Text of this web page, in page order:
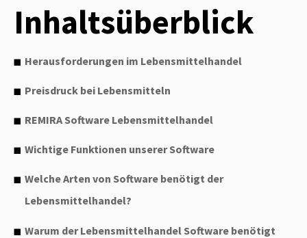
Inhaltsüberblick
Herausforderungen im Lebensmittelhandel
Preisdruck bei Lebensmitteln
REMIRA Software Lebensmittelhandel
Wichtige Funktionen unserer Software
Welche Arten von Software benötigt der
Lebensmittelhandel?
Warum der Lebensmittelhandel Software benötigt